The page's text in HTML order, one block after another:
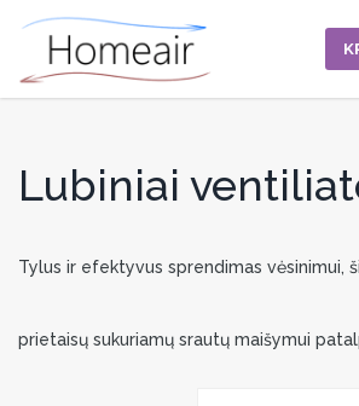
Lubiniai
Tylus ir efektyvus sprendimas vėsinimui,
prietaisų sukuriamų srautų maišymui